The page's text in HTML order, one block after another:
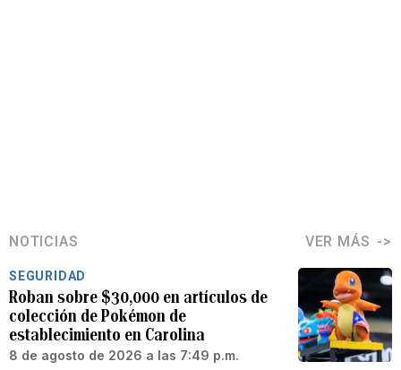
NOTICIAS VER MÁS
SEGURIDAD
Roban sobre $30,000 en artículos de
colección de Pokémon de
establecimiento en Carolina
8 de agosto de 2026 a las 7:49 p.m.